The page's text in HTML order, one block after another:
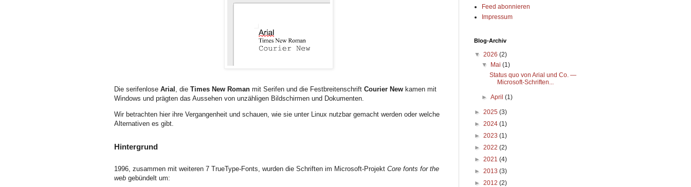
Die serifenlose Arial , die Times New Roman mit Serifen und die Festbreitenschrift Courier New kamen mit
Windows und prägten das Aussehen von unzähligen Bildschirmen und Dokumenten.
Wir betrachten hier ihre Vergangenheit und schauen, wie sie unter Linux nutzbar gemacht werden oder welche
Alternativen es gibt.
Hintergrund
1996, zusammen mit weiteren 7 TrueType-Fonts, wurden die Schriften im Microsoft-Projekt Core fonts for the
web gebündelt um:
Feed abonnieren
Impressum
Blog-Archiv
▼ 2026 (2)
▼
Mai(1)
Status quo von Arial und Co. —
Microsoft-Schriften...
►April(1)
► 2025 (3)
► 2024 (1)
► 2023 (1)
► 2022 (2)
► 2021 (4)
► 2013 (3)
► 2012 (2)